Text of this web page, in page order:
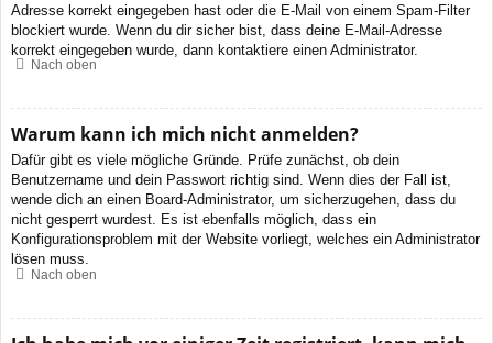
Adresse korrekt eingegeben hast oder die E-Mail von einem Spam-Filter
blockiert wurde. Wenn du dir sicher bist, dass deine E-Mail-Adresse
korrekt eingegeben wurde, dann kontaktiere einen Administrator.
Nach oben
Warum kann ich mich nicht anmelden?
Dafür gibt es viele mögliche Gründe. Prüfe zunächst, ob dein
Benutzername und dein Passwort richtig sind. Wenn dies der Fall ist,
wende dich an einen Board-Administrator, um sicherzugehen, dass du
nicht gesperrt wurdest. Es ist ebenfalls möglich, dass ein
Konfigurationsproblem mit der Website vorliegt, welches ein Administrator
lösen muss.
Nach oben